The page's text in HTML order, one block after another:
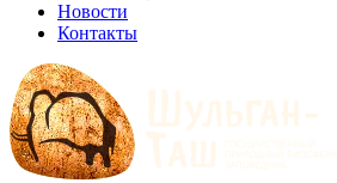
Новости
Контакты